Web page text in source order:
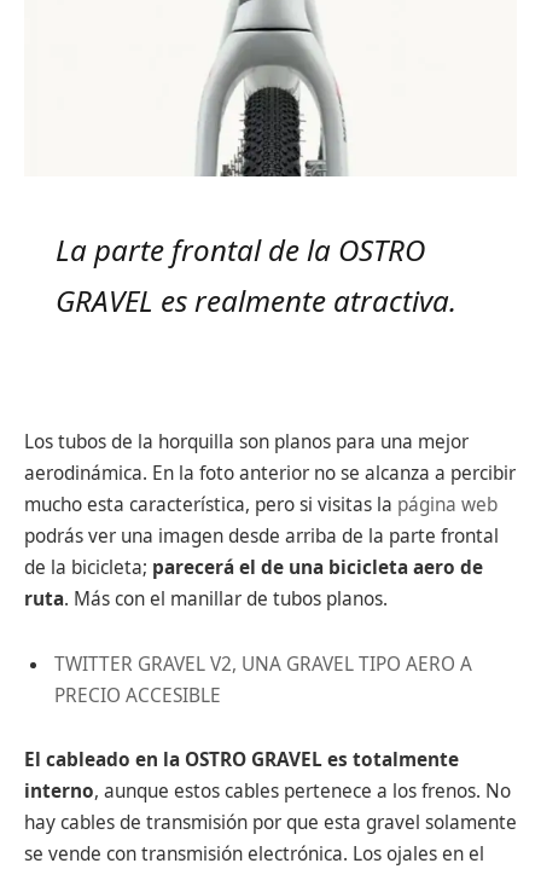
La parte frontal de la OSTRO
GRAVEL es realmente atractiva.
Los tubos de la horquilla son planos para una mejor
aerodinámica. En la foto anterior no se alcanza a percibir
mucho esta característica, pero si visitas la página web
podrás ver una imagen desde arriba de la parte frontal
de la bicicleta; parecerá el de una bicicleta aero de
ruta. Más con el manillar de tubos planos.
TWITTER GRAVEL V2, UNA GRAVEL TIPO AERO A
PRECIO ACCESIBLE
El cableado en la OSTRO GRAVEL es totalmente
interno, aunque estos cables pertenece a los frenos. No
hay cables de transmisión por que esta gravel solamente
se vende con transmisión electrónica. Los ojales en el